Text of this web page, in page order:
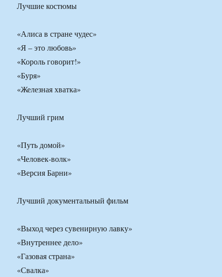
Лучшие костюмы
«Алиса в стране чудес»
«Я – это любовь»
«Король говорит!»
«Буря»
«Железная хватка»
Лучший грим
«Путь домой»
«Человек-волк»
«Версия Барни»
Лучший документальный фильм
«Выход через сувенирную лавку»
«Внутреннее дело»
«Газовая страна»
«Свалка»